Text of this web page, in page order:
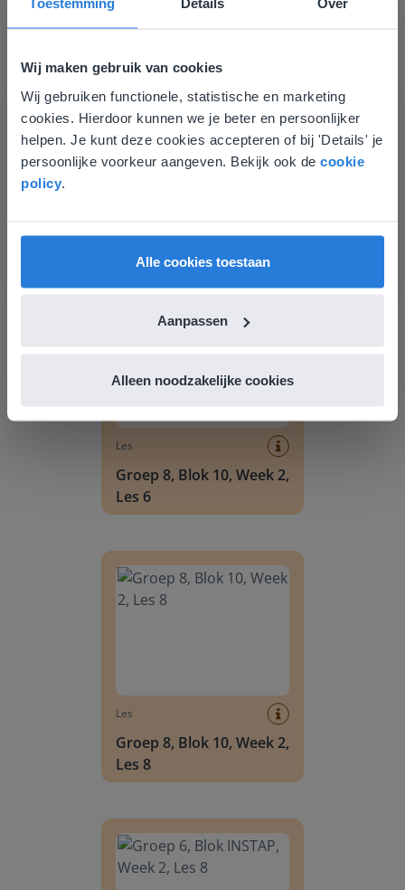
Wij maken gebruik van cookies
Wij gebruiken functionele, statistische en marketing
cookies. Hierdoor kunnen we je beter en persoonlijker
helpen. Je kunt deze cookies accepteren of bij 'Details' je
persoonlijke voorkeur aangeven. Bekijk ook de cookie
policy
Alle cookies toestaan
Aanpassen
Alleen noodzakelijke cookies
Groep 8, Blok 9, Week 3, Les 11
Les
Groep 8, Blok 10, Week 2,
Les 6
Les
Groep 8, Blok 10, Week 2,
Les 8
Deze website komt niet
overeen met je locatie
Gezien je locatie, denken we dat je misschien
liever naar de website voor English gaat. Hier
English
Vlaanderen